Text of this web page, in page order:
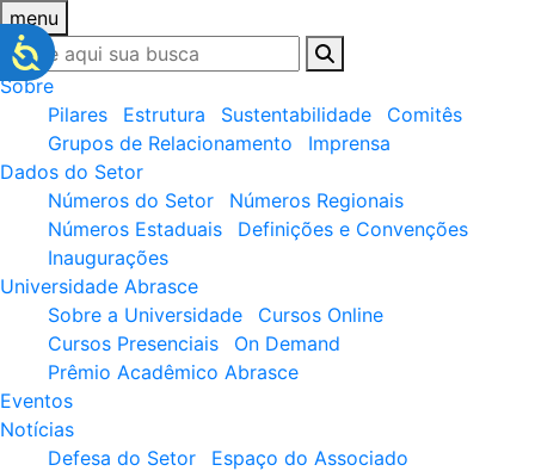
menu
Sobre
Pilares
Estrutura Sustentabilidade
Comitês
Grupos de Relacionamento
Imprensa
Dados do Setor
Números do Setor
Números Regionais
Números Estaduais
Definições e Convenções
Inaugurações
Universidade Abrasce
Sobre a Universidade
Cursos Online
Cursos Presenciais
On Demand
Prêmio Acadêmico Abrasce
Eventos
Notícias
Defesa do Setor
Espaço do Associado